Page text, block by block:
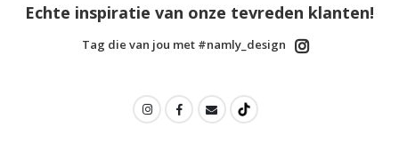
Echte inspiratie van onze tevreden klanten!
Tag die van jou met #namly_design